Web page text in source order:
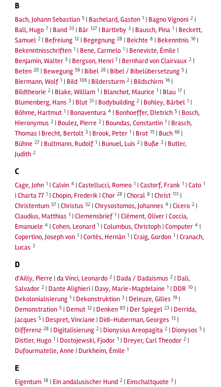
B
Bach, Johann Sebastian 5 | Bachelard, Gaston 1 | Bagno Vignoni 2 |
Ball, Hugo 7 | Band 33 | Bär 127 | Bartleby 3 | Bausch, Pina 1 | Beckett,
Samuel 2 | Befreiung 12 | Begegnung 28 | Beichte 8 | Bekenntnis 16 |
Bekenntnisschriften 1 | Bene, Carmelo 1 | Beneviste, Émile |
Benjamin, Walter 5 | Bergson, Henri 1 | Bernhard von Clairvaux 2 |
Beten 20 | Bewegung 56 | Bibel 26 | Bibel / Bibelübersetzung 5 |
Biermann, Wolf 1 | Bild 106 | Bildersturm 2 | Bildschirm 16 |
Bildtheorie 2 | Blake, William 1 | Blanchot, Maurice 1 | Blau 17 |
Blumenberg, Hans 3 | Blut 31 | Bodybuilding 2 | Bohley, Bärbel 1 |
Böhme, Hartmut 1 | Bonaventura 4 | Bonhoeffer, DIetrich 5 | Bosch,
Hieronymus 2 | Boulez, Pierre 2 | Boundas, Constantin 1 | Brasch,
Thomas | Brecht, Bertolt 3 | Brook, Peter 1 | Brot 15 | Buch 66 |
Bühne 27 | Bultmann, Rudolf 1 | Bunuel, Luis 2 | Buße 3 | Butler,
Judith 2
C
Cage, John 1 |Calvin 4 |Castellucci, Romeo 1 |Castorf, Frank 1 |Cato 1
|Charta 77 1 |Chopin, Frederik |Chor 28 |Choral 8 |Christ 111 |
Christentum 57 |Christus 52 |Chrysostomos, Johannes 4 |Cicero 2 |
Claudius, Matthias 1 |Clemensbrief 1 |Clément, Oliver |Coccia,
Emanuele 4 |Cohen, Leonard 1 |Columbus, Christoph |Computer 4 |
Copertino, Joseph von 1 |Cortés, Hernàn 1 |Craig, Gordon 1 |Cranach,
Lucas 3
D
d'Ailly, Pierre |da Vinci, Leonardo 2 | Dada / Dadaismus 2 | Dali,
Salvador 2 | Dante Alighieri | Davy, Marie-Magdelaine 1 | DDR 10 |
Dekolonialisierung 1 | Dekonstruktion 3 | Deleuze, Gilles 19 |
Demonstration 5 | Demut 12 | Denken 85 | Der Spiegel 23 | Derrida,
Jacques 5 | Despret, Vinciane | Didi-Huberman, Georges 13 |
Differenz 28 | Digitalisierung 2 | Dionysius Areopagita 2 | Dionysos 5 |
Distler, Hugo 1 | Dostojewski, Fjodor 1 | Dreyer, Carl Theodor 2 |
Dufourmatelle, Anne | Durkheim, Émile 1
E
Eigentum 18 | Ein andalusischer Hund 2 | Einschaltquote 3 |